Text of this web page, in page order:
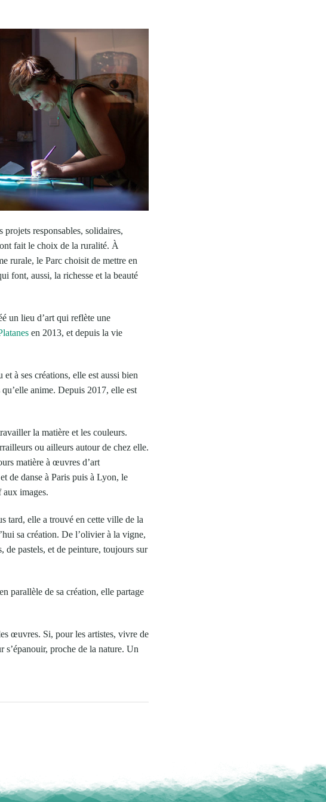
responsables, solidaires,
fait le choix de la ruralité. À
rurale, le Parc choisit de mettre en
font, aussi, la richesse et la beauté
un lieu d’art qui reflète une
en 2013, et depuis la vie
à ses créations, elle est aussi bien
anime. Depuis 2017, elle est
la matière et les couleurs.
ou ailleurs autour de chez elle.
matière à œuvres d’art
de danse à Paris puis à Lyon, le
images.
tard, elle a trouvé en cette ville de la
sa création. De l’olivier à la vigne,
de pastels, et de peinture, toujours sur
parallèle de sa création, elle partage
œuvres. Si, pour les artistes, vivre de
s’épanouir, proche de la nature. Un